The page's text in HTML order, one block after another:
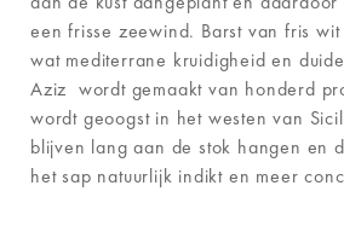
een frisse zeewind. Barst van fris
wat mediterrane kruidigheid en
Aziz wordt gemaakt van honderd
wordt geoogst in het westen van
blijven lang aan de stok hangen en
het sap natuurlijk indikt en meer